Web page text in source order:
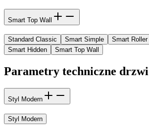
Smart Top Wall
Standard Classic Smart Simple Smart Roller
Smart Hidden
Smart Top Wall
Parametry techniczne drzwi
Styl Modern
Styl Modern